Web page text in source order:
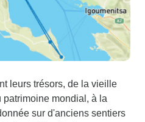
leurs trésors, de la vieille
mondial, à la
sur d'anciens sentiers